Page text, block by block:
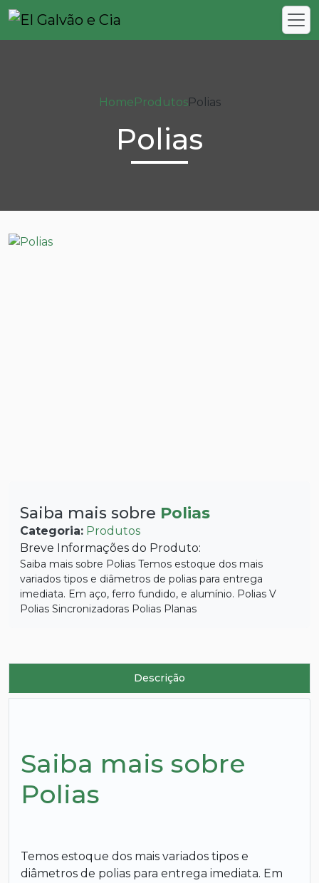
HomeProdutosPolias
Polias
Saiba mais sobre Polias
Categoria: Produtos
Breve Informações do Produto:
Saiba mais sobre Polias Temos estoque dos mais
variados tipos e diâmetros de polias para entrega
imediata. Em aço, ferro fundido, e alumínio. Polias V
Polias Sincronizadoras Polias Planas
Descrição
Saiba mais sobre
Polias
Temos estoque dos mais variados tipos e
diâmetros de polias para entrega imediata. Em